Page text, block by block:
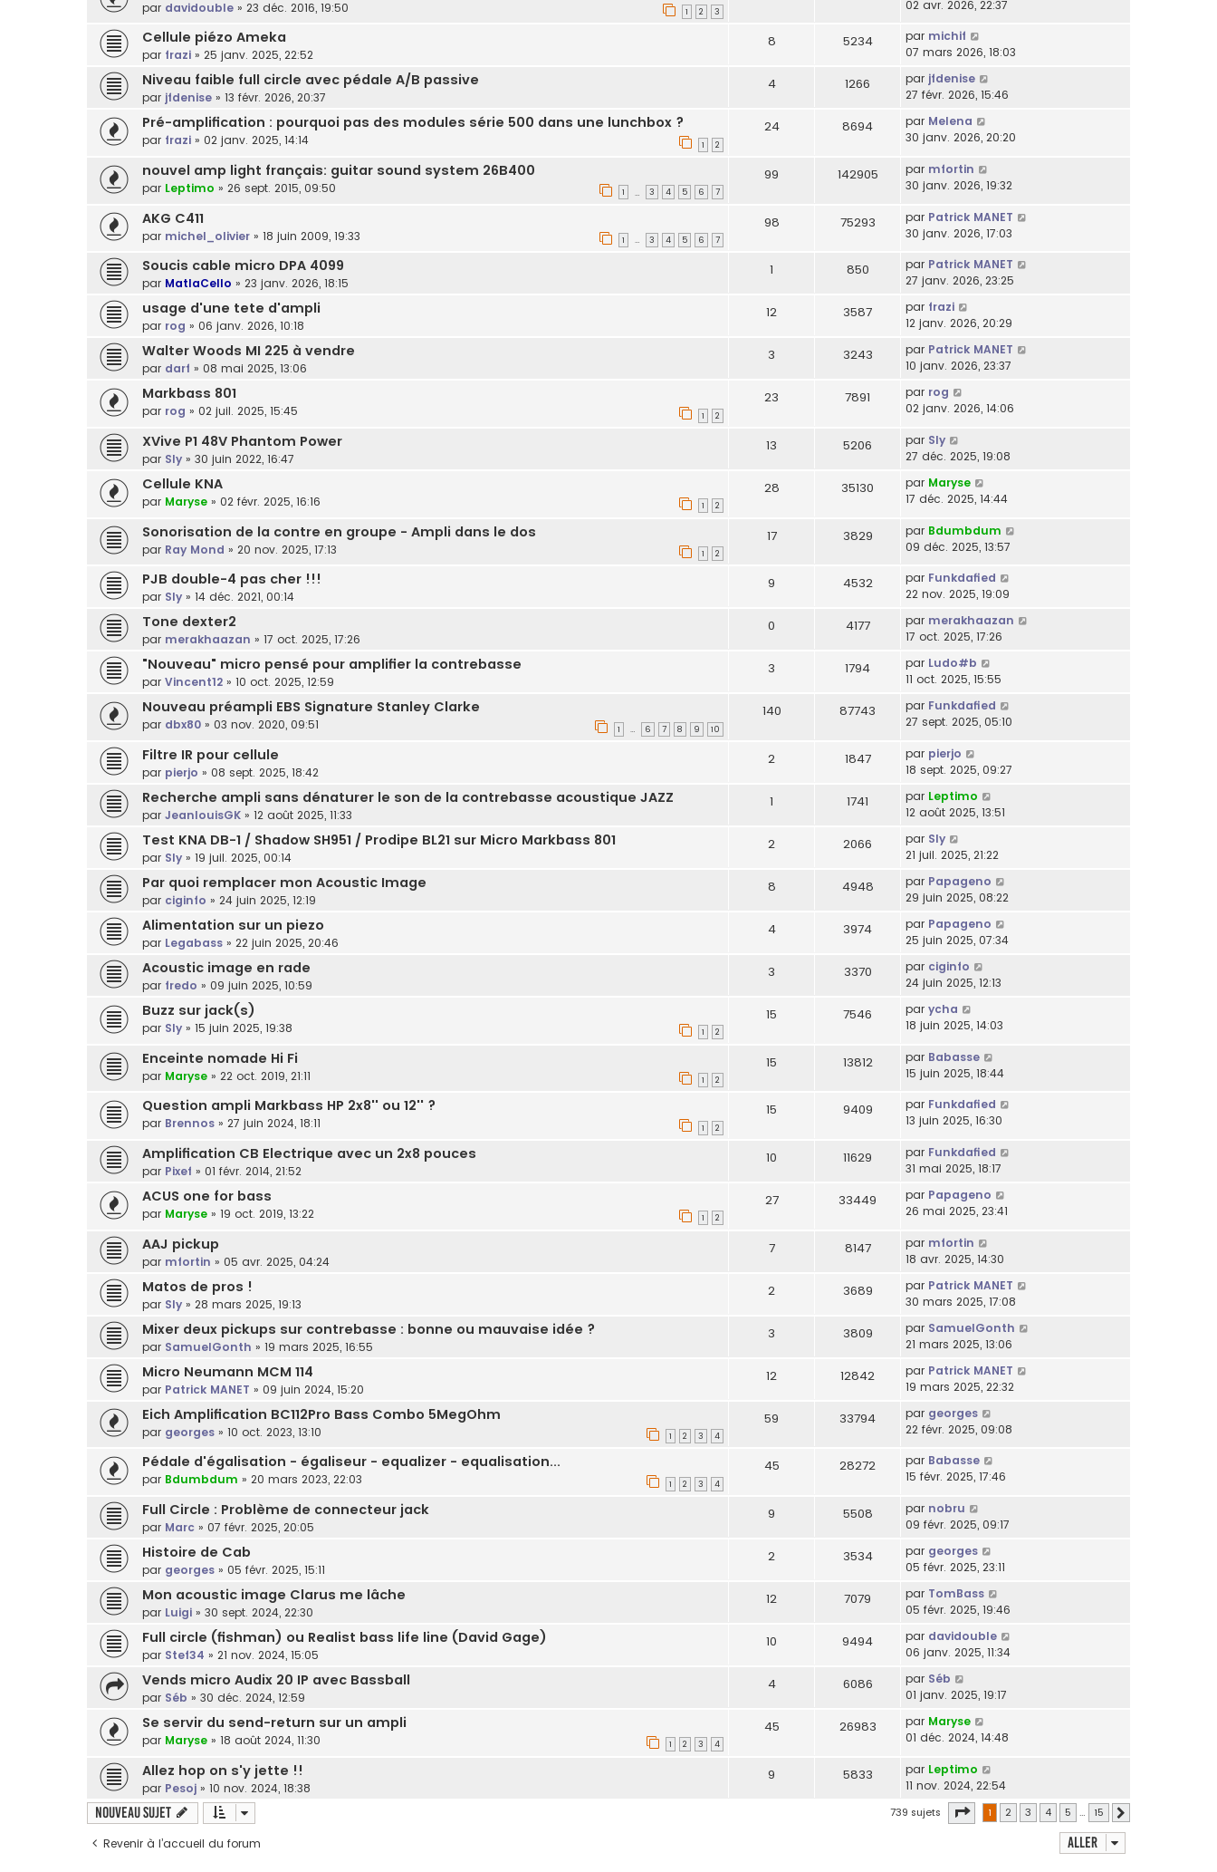
par davidouble » 23 déc. 2016, 19:50 1 2 3
02 avr. 2026, 22:37
Cellule piézo Ameka
par frazi » 25 janv. 2025, 22:52
8 5234 par michif
07 mars 2026, 18:03
Niveau faible full circle avec pédale A/B passive
par jfdenise » 13 févr. 2026, 20:37
4 1266 par jfdenise
27 févr. 2026, 15:46
Pré-amplification : pourquoi pas des modules série 500 dans une lunchbox ?
par frazi » 02 janv. 2025, 14:14 1 2
24 8694 par Melena
30 janv. 2026, 20:20
nouvel amp light français: guitar sound system 26B400
par Leptimo » 26 sept. 2015, 09:50 1 … 3 4 5 6 7
99 142905 par mfortin
30 janv. 2026, 19:32
AKG C411
par michel_olivier » 18 juin 2009, 19:33 1 … 3 4 5 6 7
98 75293 par Patrick MANET
30 janv. 2026, 17:03
Soucis cable micro DPA 4099
par MatlaCello » 23 janv. 2026, 18:15
1 850 par Patrick MANET
27 janv. 2026, 23:25
usage d'une tete d'ampli
par rog » 06 janv. 2026, 10:18
12 3587 par frazi
12 janv. 2026, 20:29
Walter Woods MI 225 à vendre
par darf » 08 mai 2025, 13:06
3 3243 par Patrick MANET
10 janv. 2026, 23:37
Markbass 801
par rog » 02 juil. 2025, 15:45 1 2
23 7891 par rog
02 janv. 2026, 14:06
XVive P1 48V Phantom Power
par Sly » 30 juin 2022, 16:47
13 5206 par Sly
27 déc. 2025, 19:08
Cellule KNA
par Maryse » 02 févr. 2025, 16:16 1 2
28 35130 par Maryse
17 déc. 2025, 14:44
Sonorisation de la contre en groupe - Ampli dans le dos
par Ray Mond » 20 nov. 2025, 17:13 1 2
17 3829 par Bdumbdum
09 déc. 2025, 13:57
PJB double-4 pas cher !!!
par Sly » 14 déc. 2021, 00:14
9 4532 par Funkdafied
22 nov. 2025, 19:09
Tone dexter2
par merakhaazan » 17 oct. 2025, 17:26
0 4177 par merakhaazan
17 oct. 2025, 17:26
"Nouveau" micro pensé pour amplifier la contrebasse
par Vincent12 » 10 oct. 2025, 12:59
3 1794 par Ludo#b
11 oct. 2025, 15:55
Nouveau préampli EBS Signature Stanley Clarke
par dbx80 » 03 nov. 2020, 09:51 1 … 6 7 8 9 10
140 87743 par Funkdafied
27 sept. 2025, 05:10
Filtre IR pour cellule
par pierjo » 08 sept. 2025, 18:42
2 1847 par pierjo
18 sept. 2025, 09:27
Recherche ampli sans dénaturer le son de la contrebasse acoustique JAZZ
par JeanlouisGK » 12 août 2025, 11:33
1 1741 par Leptimo
12 août 2025, 13:51
Test KNA DB-1 / Shadow SH951 / Prodipe BL21 sur Micro Markbass 801
par Sly » 19 juil. 2025, 00:14
2 2066 par Sly
21 juil. 2025, 21:22
Par quoi remplacer mon Acoustic Image
par ciginfo » 24 juin 2025, 12:19
8 4948 par Papageno
29 juin 2025, 08:22
Alimentation sur un piezo
par Legabass » 22 juin 2025, 20:46
4 3974 par Papageno
25 juin 2025, 07:34
Acoustic image en rade
par fredo » 09 juin 2025, 10:59
3 3370 par ciginfo
24 juin 2025, 12:13
Buzz sur jack(s)
par Sly » 15 juin 2025, 19:38 1 2
15 7546 par ycha
18 juin 2025, 14:03
Enceinte nomade Hi Fi
par Maryse » 22 oct. 2019, 21:11 1 2
15 13812 par Babasse
15 juin 2025, 18:44
Question ampli Markbass HP 2x8'' ou 12'' ?
par Brennos » 27 juin 2024, 18:11 1 2
15 9409 par Funkdafied
13 juin 2025, 16:30
Amplification CB Electrique avec un 2x8 pouces
par Pixef » 01 févr. 2014, 21:52
10 11629 par Funkdafied
31 mai 2025, 18:17
ACUS one for bass
par Maryse » 19 oct. 2019, 13:22 1 2
27 33449 par Papageno
26 mai 2025, 23:41
AAJ pickup
par mfortin » 05 avr. 2025, 04:24
7 8147 par mfortin
18 avr. 2025, 14:30
Matos de pros !
par Sly » 28 mars 2025, 19:13
2 3689 par Patrick MANET
30 mars 2025, 17:08
Mixer deux pickups sur contrebasse : bonne ou mauvaise idée ?
par SamuelGonth » 19 mars 2025, 16:55
3 3809 par SamuelGonth
21 mars 2025, 13:06
Micro Neumann MCM 114
par Patrick MANET » 09 juin 2024, 15:20
12 12842 par Patrick MANET
19 mars 2025, 22:32
Eich Amplification BC112Pro Bass Combo 5MegOhm
par georges » 10 oct. 2023, 13:10 1 2 3 4
59 33794 par georges
22 févr. 2025, 09:08
Pédale d'égalisation - égaliseur - equalizer - equalisation...
par Bdumbdum » 20 mars 2023, 22:03 1 2 3 4
45 28272 par Babasse
15 févr. 2025, 17:46
Full Circle : Problème de connecteur jack
par Marc » 07 févr. 2025, 20:05
9 5508 par nobru
09 févr. 2025, 09:17
Histoire de Cab
par georges » 05 févr. 2025, 15:11
2 3534 par georges
05 févr. 2025, 23:11
Mon acoustic image Clarus me lâche
par Luigi » 30 sept. 2024, 22:30
12 7079 par TomBass
05 févr. 2025, 19:46
Full circle (fishman) ou Realist bass life line (David Gage)
par Stef34 » 21 nov. 2024, 15:05
10 9494 par davidouble
06 janv. 2025, 11:34
Vends micro Audix 20 IP avec Bassball
par Séb » 30 déc. 2024, 12:59
4 6086 par Séb
01 janv. 2025, 19:17
Se servir du send-return sur un ampli
par Maryse » 18 août 2024, 11:30 1 2 3 4
45 26983 par Maryse
01 déc. 2024, 14:48
Allez hop on s'y jette !!
par Pesoj » 10 nov. 2024, 18:38
9 5833 par Leptimo
11 nov. 2024, 22:54
Nouveau sujet 739 sujets Page sur 15
1 2 3 4 5 … 15
Revenir à l’accueil du forum Aller